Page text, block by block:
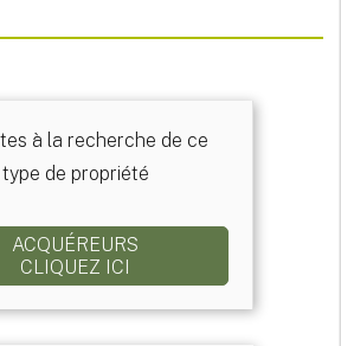
à la recherche de ce
type de propriété
ACQUÉREURS
CLIQUEZ ICI